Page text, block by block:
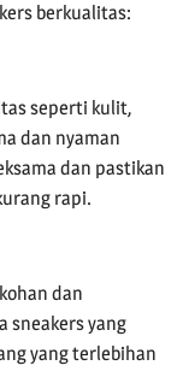
berkualitas:
seperti kulit,
dan nyaman
dan pastikan
rapi.
dan
sneakers yang
yang terlebihan